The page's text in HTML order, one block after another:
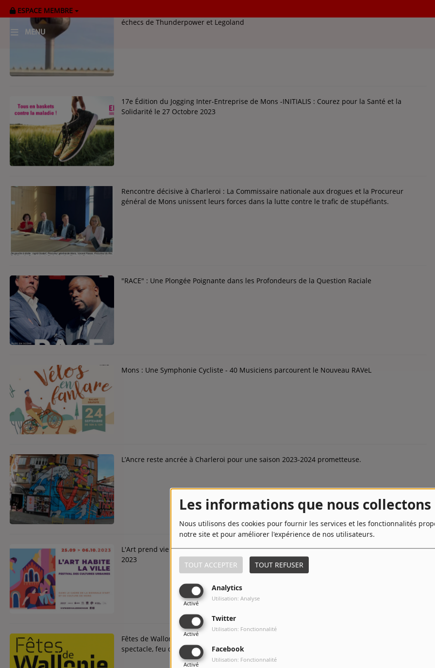
Les informations que nous collectons
Nous utilisons des cookies pour fournir les services et les fonctionnalités
notre site et pour améliorer l'expérience de nos utilisateurs.
TOUT ACCEPTER TOUT REFUSER
Analytics
Activé
Utilisation: Analyse
Twitter
Activé
Utilisation: Fonctionnalité
Facebook
Activé
Utilisation: Fonctionnalité
ESPACE MEMBRE
MENU
CK RADIO Line-up
PODCASTS
Cultur'Ciné - Jean Meurice
CONCOURS
Contact
Régie Publicitaire
Fréquences
échecs de Thunderpower et Legoland
17e Édition du Jogging Inter-Entreprise de Mons -INITIALIS : Courez pour la Santé et la
Solidarité le 27 Octobre 2023
Rencontre décisive à Charleroi : La Commissaire nationale aux drogues et la Procureur
général de Mons unissent leurs forces dans la lutte contre le trafic de stupéfiants.
"RACE" : Une Plongée Poignante dans les Profondeurs de la Question Raciale
Mons : Une Symphonie Cycliste - 40 Musiciens parcourent le Nouveau RAVeL
L’Ancre reste ancrée à Charleroi pour une saison 2023-2024 prometteuse.
L'Art prend vie dans les rues de Mons : Bienvenue à la Biennale des Cultures Urbaines
2023
Fêtes de Wallonie, Mons, activités, marché aux herbes, théâtre en rue, animations,
spectacle, feu d'artifice.